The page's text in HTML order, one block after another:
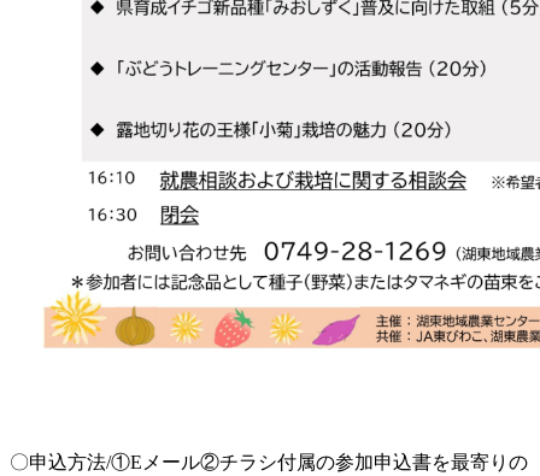
〇申込方法/①Eメール②チラシ付属の参加申込書を最寄りの